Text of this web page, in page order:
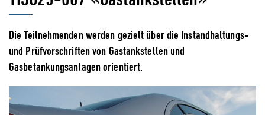
Die Teilnehmenden werden gezielt über die Instandhaltungs-
und Prüfvorschriften von Gastankstellen und
Gasbetankungsanlagen orientiert.